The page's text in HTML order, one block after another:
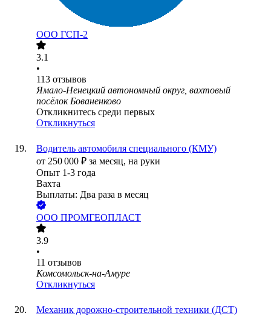
ООО ГСП-2
3.1
•
113 отзывов
Ямало-Ненецкий автономный округ, вахтовый
посёлок Бованенково
Откликнитесь среди первых
Откликнуться
Водитель автомобиля специального (КМУ)
от 250 000 ₽ за месяц, на руки
Опыт 1-3 года
Вахта
Выплаты: Два раза в месяц
ООО ПРОМГЕОПЛАСТ
3.9
•
11 отзывов
Комсомольск-на-Амуре
Откликнуться
Механик дорожно-строительной техники (ДСТ)